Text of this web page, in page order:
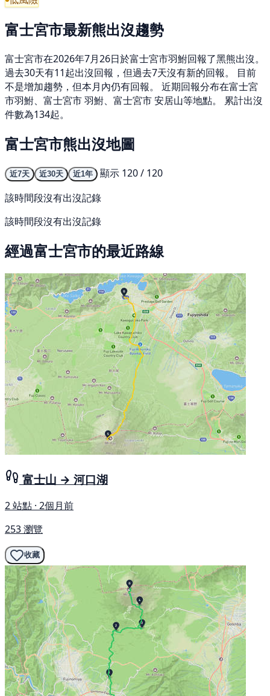
富士宮市最新熊出沒趨勢
富士宮市在2026年7月26日於富士宮市羽鮒回報了黑熊出沒。
過去30天有11起出沒回報，但過去7天沒有新的回報。 目前
不是增加趨勢，但本月內仍有回報。 近期回報分布在富士宮
市羽鮒、富士宮市 羽鮒、富士宮市 安居山等地點。 累計出沒
件數為134起。
富士宮市熊出沒地圖
近7天 近30天 近1年
顯示 120 / 120
該時間段沒有出沒記錄
該時間段沒有出沒記錄
經過富士宮市的最近路線
富士山 → 河口湖
2 站點 · 2個月前
253 瀏覽
收藏